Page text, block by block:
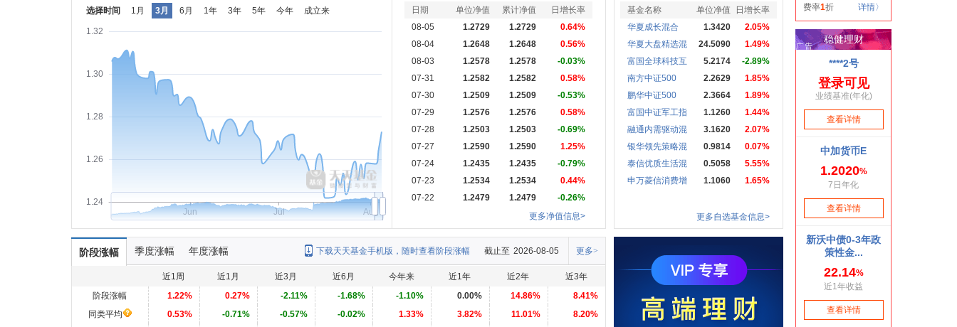
选择时间 1月 3月 6月 1年 3年 5年 今年 成立来
1.24
1.26
1.28
1.30
1.32
Jun Jul Aug
日期 单位净值 累计净值
日增长率
08-05
1.2729 1.2729
0.64%
08-04
1.2648 1.2648
0.56%
08-03
1.2578 1.2578
-0.03%
07-31
1.2582 1.2582
0.58%
07-30
1.2509 1.2509
-0.53%
07-29
1.2576 1.2576
0.58%
07-28
1.2503 1.2503
-0.69%
07-27
1.2590 1.2590
1.25%
07-24
1.2435 1.2435
-0.79%
07-23
1.2534 1.2534
0.44%
07-22
1.2479 1.2479
-0.26%
更多净值信息>
基金名称 单位净值
日增长率
华夏成长混合
1.3420
2.05%
华夏大盘精选混
24.5090
1.49%
富国全球科技互
5.2174
-2.89%
南方中证500
2.2629
1.85%
鹏华中证500
2.3664
1.89%
富国中证军工指
1.1260
1.44%
融通内需驱动混
3.1620
2.07%
银华领先策略混
0.9814
0.07%
泰信优质生活混
0.5058
5.55%
申万菱信消费增
1.1060 1.65%
更多自选基金信息>
阶段涨幅 季度涨幅 年度涨幅 更多>
截止至 2026-08-05
下载天天基金手机版，随时查看阶段涨幅
近1周 近1月 近3月 近6月 今年来 近1年 近2年
近3年
阶段涨幅
1.22% 0.27% -2.11% -1.68% -1.10% 0.00% 14.86%
8.41%
同类平均
0.53% -0.71% -0.57% -0.02% 1.33% 3.82% 11.01%
8.20%